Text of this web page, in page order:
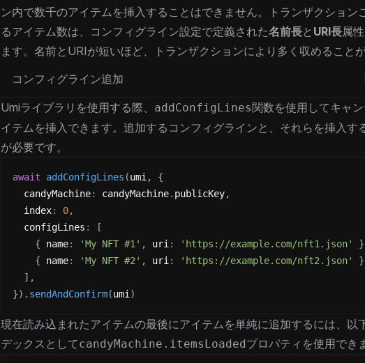
ン内で数千のアイテムを挿入することはできません。トランザクション
るアイテム数は、コンフィグライン設定で定義された名前長と URI長属
ます。名前とURIが短いほど、トランザクションにより多く収めることが
コンフィグライン追加
Umiライブラリを使用する際、 addConfigLines関数を使用してキャ
イテムを挿入できます。追加するコンフィグラインと、それらを挿入す
が必要です。
await addConfigLines (umi ,
{
  candyMachine
: candyMachine. publicKey,
  index
: 0,
  configLines
:
[
{ name: 'My NFT #1' , uri : 'https://example.com/nft1.json' }
{ name: 'My NFT #2' , uri : 'https://example.com/nft2.json' }
] ,
}) . sendAndConfirm(umi )
現在読み込まれたアイテムの最後にアイテムを単純に追加するには、以
デックスとしてcandyMachine.itemsLoadedプロパティを使用でき